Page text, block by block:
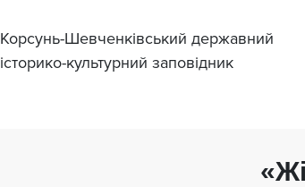
Корсунь-Шевченківський державний
історико-культурний заповідник